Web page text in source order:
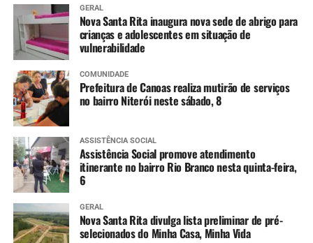
HPV (dose única)
10 a 14 anos:
Dengue (2 doses, com intervalo de 3 meses entre
as doses)
Meningo ACWY (dose única)
GERAL
Nova Santa Rita inaugura nova sede de abrigo para
crianças e adolescentes em situação de
vulnerabilidade
COMUNIDADE
Prefeitura de Canoas realiza mutirão de serviços
no bairro Niterói neste sábado, 8
ASSISTÊNCIA SOCIAL
Assistência Social promove atendimento
itinerante no bairro Rio Branco nesta quinta-feira,
6
GERAL
Nova Santa Rita divulga lista preliminar de pré-
selecionados do Minha Casa, Minha Vida